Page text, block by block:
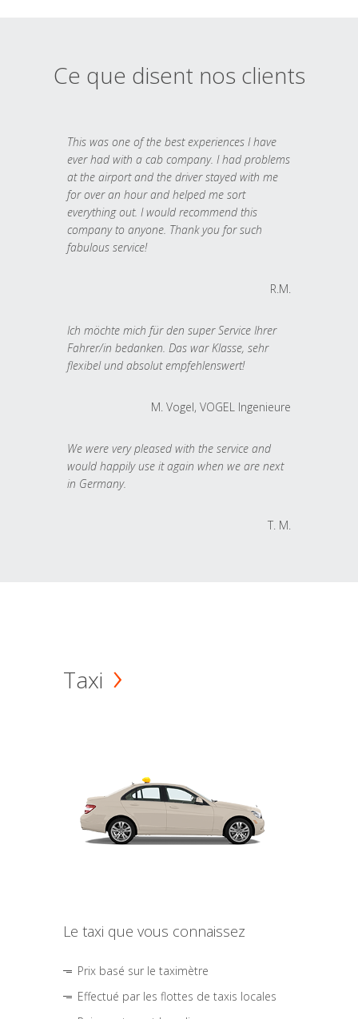
Ce que disent nos clients
This was one of the best experiences I have
ever had with a cab company. I had problems
at the airport and the driver stayed with me
for over an hour and helped me sort
everything out. I would recommend this
company to anyone. Thank you for such
fabulous service!
R.M.
Ich möchte mich für den super Service Ihrer
Fahrer/in bedanken. Das war Klasse, sehr
flexibel und absolut empfehlenswert!
M. Vogel, VOGEL Ingenieure
We were very pleased with the service and
would happily use it again when we are next
in Germany.
T. M.
Taxi
Le taxi que vous connaissez
Prix basé sur le taximètre
Effectué par les flottes de taxis locales